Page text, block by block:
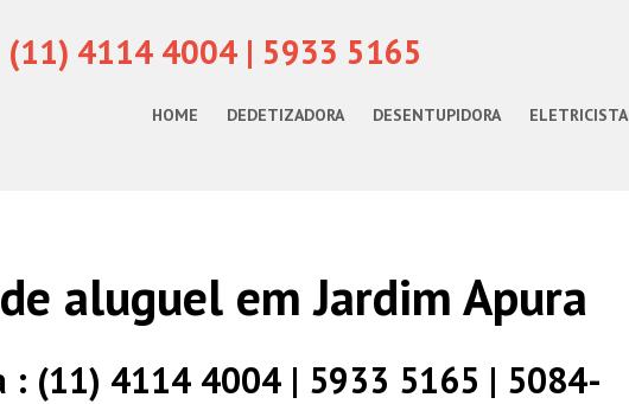
(11) 4114 4004 | 5933 5165
HOME DEDETIZADORA DESENTUPIDORA ELETRICISTA
aluguel em Jardim Apura
: (11) 4114 4004 | 5933 5165 | 5084-